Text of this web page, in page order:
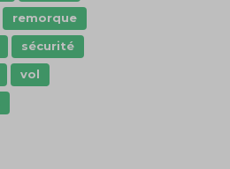
remorque
sécurité
vol